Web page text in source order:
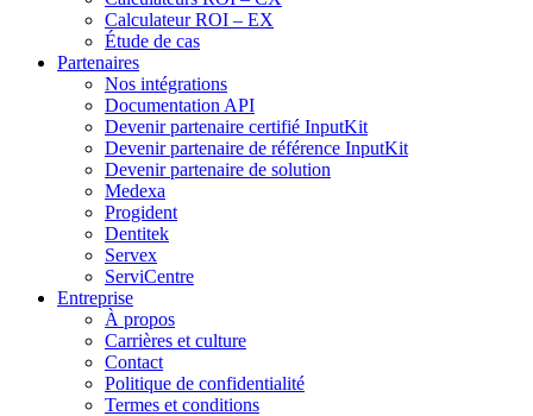
Calculateur ROI – EX
Étude de cas
Partenaires
Nos intégrations
Documentation API
Devenir partenaire certifié InputKit
Devenir partenaire de référence InputKit
Devenir partenaire de solution
Medexa
Progident
Dentitek
Servex
ServiCentre
Entreprise
À propos
Carrières et culture
Contact
Politique de confidentialité
Termes et conditions